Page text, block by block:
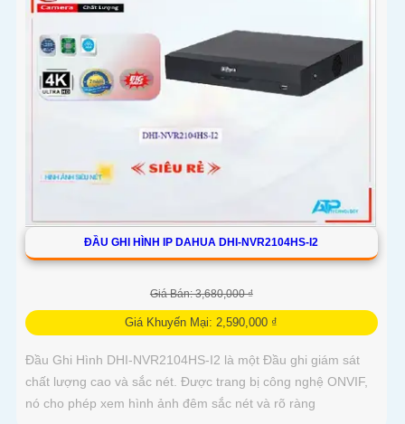
ĐẦU GHI HÌNH IP DAHUA DHI-NVR2104HS-I2
Giá Bán: 3,680,000 ₫
Giá Khuyến Mại: 2,590,000 ₫
Đầu Ghi Hình DHI-NVR2104HS-I2 là một Đầu ghi giám sát
chất lượng cao và sắc nét. Được trang bị công nghệ ONVIF,
nó cho phép xem hình ảnh đêm sắc nét và rõ ràng